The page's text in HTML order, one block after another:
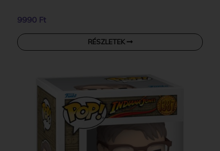
9990 Ft
RÉSZLETEK